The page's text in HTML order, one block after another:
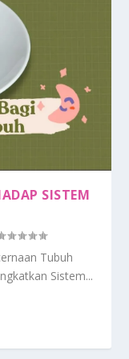
SISTEM
Tubuh
Sistem...